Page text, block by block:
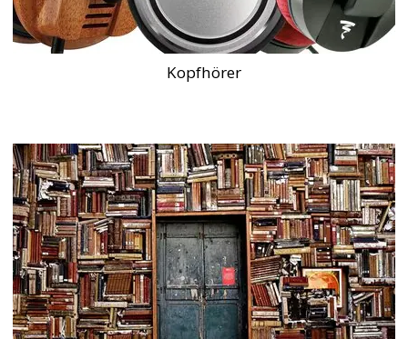
Kopfhörer